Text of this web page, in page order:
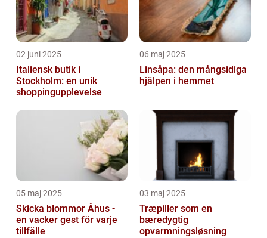
02 juni 2025
Italiensk butik i
Stockholm: en unik
shoppingupplevelse
06 maj 2025
Linsåpa: den mångsidiga
hjälpen i hemmet
05 maj 2025
Skicka blommor Åhus -
en vacker gest för varje
tillfälle
03 maj 2025
Træpiller som en
bæredygtig
opvarmningsløsning